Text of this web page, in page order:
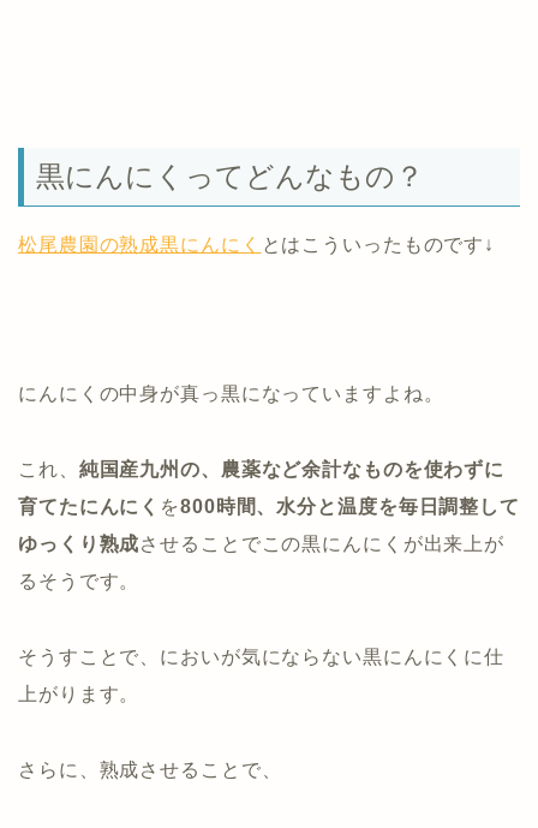
黒にんにくってどんなもの？
松尾農園の熟成黒にんにく とはこういったものです↓
にんにくの中身が真っ黒になっていますよね。
これ、 純国産九州の、農薬など余計なものを使わずに
育てたにんにく を800時間、水分と温度を毎日調整して
ゆっくり熟成させることでこの黒にんにくが出来上が
るそうです。
そうすことで、においが気にならない黒にんにくに仕
上がります。
さらに、熟成させることで、